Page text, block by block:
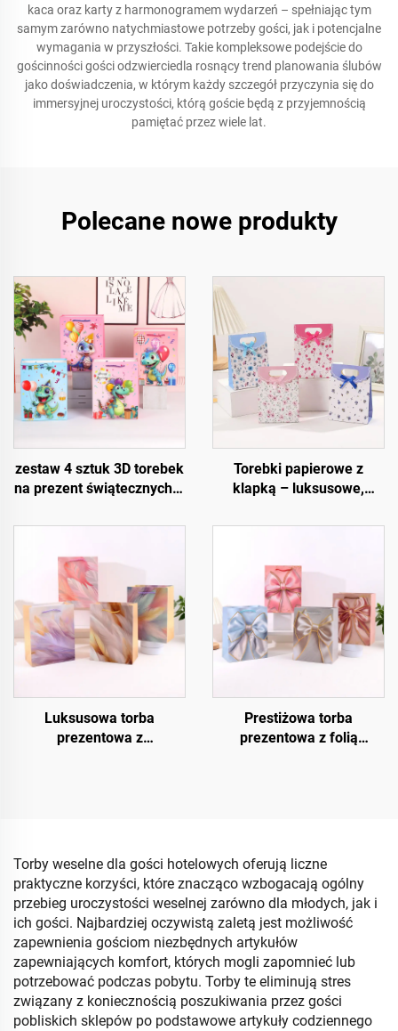
kaca oraz karty z harmonogramem wydarzeń – spełniając tym
samym zarówno natychmiastowe potrzeby gości, jak i potencjalne
wymagania w przyszłości. Takie kompleksowe podejście do
gościnności gości odzwierciedla rosnący trend planowania ślubów
jako doświadczenia, w którym każdy szczegół przyczynia się do
immersyjnej uroczystości, którą goście będą z przyjemnością
pamiętać przez wiele lat.
Polecane nowe produkty
zestaw 4 sztuk 3D torebek
na prezent świątecznych –
opakowania świąteczne
prezentów
Torebki papierowe z
klapką – luksusowe,
pełni konfigurowalne
Luksusowa torba
prezentowa z
Prestiżowa torba
prezentowa z folią
Torby weselne dla gości hotelowych oferują liczne
praktyczne korzyści, które znacząco wzbogacają ogólny
przebieg uroczystości weselnej zarówno dla młodych, jak i
ich gości. Najbardziej oczywistą zaletą jest możliwość
zapewnienia gościom niezbędnych artykułów
zapewniających komfort, których mogli zapomnieć lub
potrzebować podczas pobytu. Torby te eliminują stres
związany z koniecznością poszukiwania przez gości
pobliskich sklepów po podstawowe artykuły codziennego